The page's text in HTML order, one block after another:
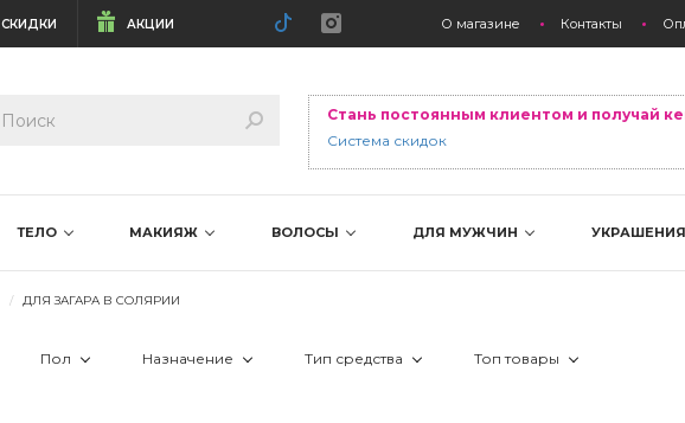
СКИДКИ АКЦИИ О магазине Контакты
Стань постоянным клиентом и получай
Система скидок
ТЕЛО МАКИЯЖ ВОЛОСЫ ДЛЯ МУЖЧИН УКРАШЕНИЯ
ДЛЯ ЗАГАРА В СОЛЯРИИ
Пол Назначение Тип средства Топ товары